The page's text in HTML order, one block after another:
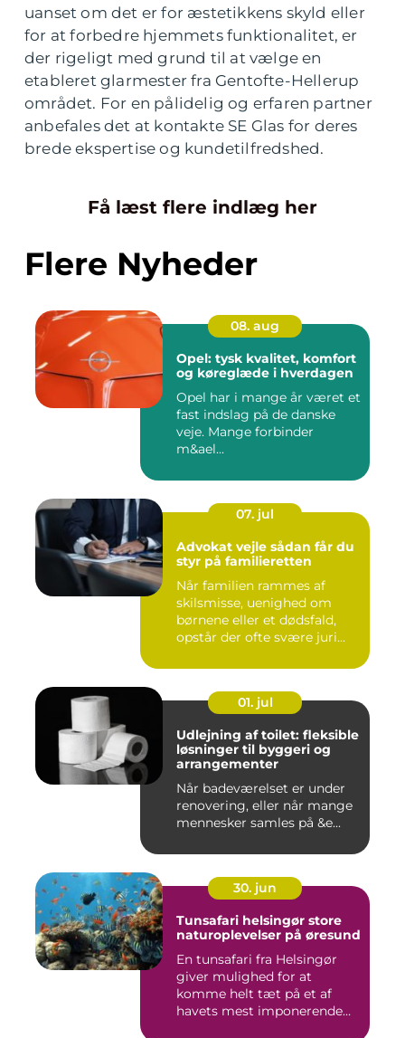
uanset om det er for æstetikkens skyld eller
for at forbedre hjemmets funktionalitet, er
der rigeligt med grund til at vælge en
etableret glarmester fra Gentofte-Hellerup
området. For en pålidelig og erfaren partner
anbefales det at kontakte SE Glas for deres
brede ekspertise og kundetilfredshed.
Få læst flere indlæg her
Flere Nyheder
08. aug
Opel: tysk kvalitet, komfort
og køreglæde i hverdagen
Opel har i mange år været et
fast indslag på de danske
veje. Mange forbinder
m&ael...
07. jul
Advokat vejle sådan får du
styr på familieretten
Når familien rammes af
skilsmisse, uenighed om
børnene eller et dødsfald,
opstår der ofte svære juri...
01. jul
Udlejning af toilet: fleksible
løsninger til byggeri og
arrangementer
Når badeværelset er under
renovering, eller når mange
mennesker samles på &e...
30. jun
Tunsafari helsingør store
naturoplevelser på øresund
En tunsafari fra Helsingør
giver mulighed for at
komme helt tæt på et af
havets mest imponerende